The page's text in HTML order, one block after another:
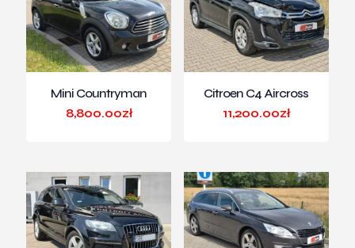
Mini Countryman
8,800.00zł
Citroen C4 Aircross
11,200.00zł